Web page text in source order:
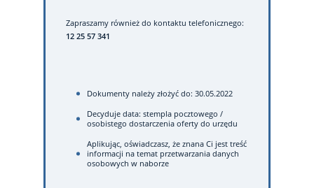
Zapraszamy również do kontaktu telefonicznego:
12 25 57 341
Dokumenty należy złożyć do: 30.05.2022
Decyduje data: stempla pocztowego /
osobistego dostarczenia oferty do urzędu
Aplikując, oświadczasz, że znana Ci jest treść
informacji na temat przetwarzania danych
osobowych w naborze